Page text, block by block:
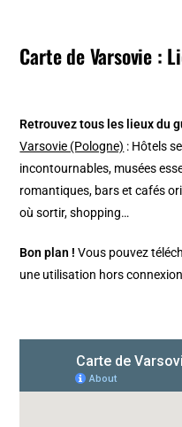
Carte de Varsovie :
Retrouvez tous les lieux du
Varsovie (Pologne) : Hôtels
incontournables, musées
romantiques, bars et cafés
où sortir, shopping…
Bon plan !Vous pouvez
une utilisation hors